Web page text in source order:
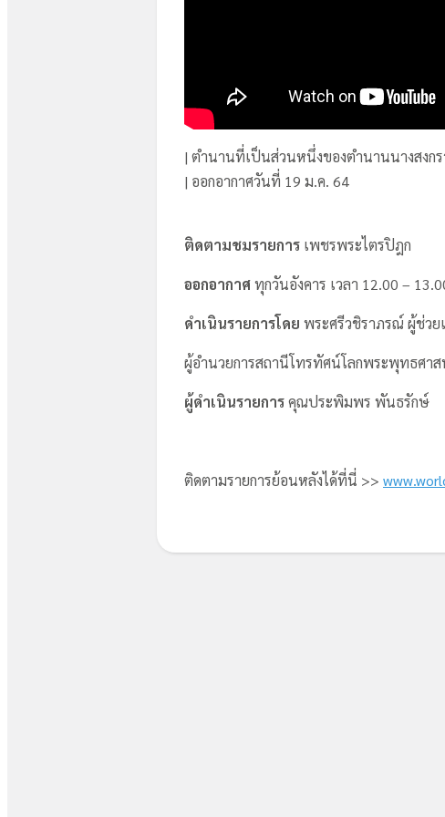
| ตำนานที่เป็นส่วนหนึ่งของตำนานนางสงก
| ออกอากาศวันที่ 19 ม.ค. 64
ติดตามชมรายการ เพชรพระไตรปิฎก
ออกอากาศทุกวันอังคาร เวลา 12.00 –
ดำเนินรายการโดย พระศรีวชิราภรณ์ ผู้ช่วย
ผู้อำนวยการสถานีโทรทัศน์โลกพระพุทธศาส
ผู้ดำเนินรายการคุณประพิมพร พันธรักษ์
ติดตามรายการย้อนหลังได้ที่นี่ >>